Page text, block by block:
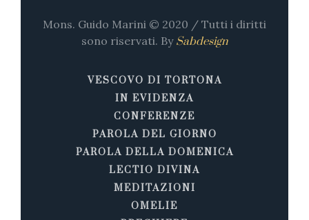
Mons. Guido Marini © 2020 / Tutti i diritti
sono riservati. By Sabdesign
VESCOVO DI TORTONA
IN EVIDENZA
CONFERENZE
PAROLA DEL GIORNO
PAROLA DELLA DOMENICA
LECTIO DIVINA
MEDITAZIONI
OMELIE